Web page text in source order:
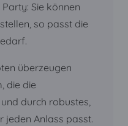
Sie können
so passt die
überzeugen
die die
durch robustes,
jeden Anlass passt.